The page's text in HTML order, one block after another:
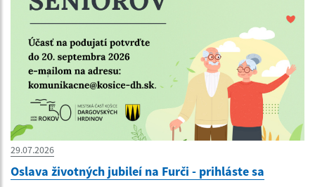
29.07.2026
Oslava životných jubileí na Furči - prihláste sa